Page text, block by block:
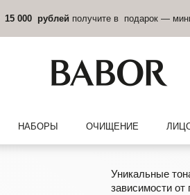
15 000 рублей получите в подарок —
НАБОРЫ ОЧИЩЕНИЕ
Уникальные
зависимости